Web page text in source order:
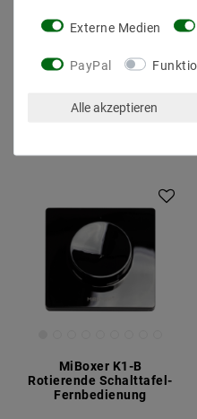
Fernbedienung (Zigbee
3.0)
UVP 39,55 € 25,69 €
MiBoxer K1-B
Rotierende Schalttafel-
Fernbedienung
Externe Medien
PayPal
Alle akzeptieren